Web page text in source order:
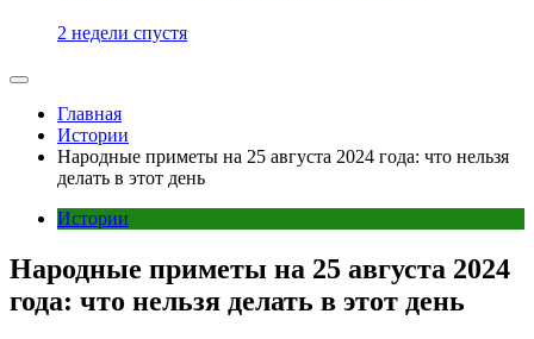
2 недели спустя
Главная
Истории
Народные приметы на 25 августа 2024 года: что нельзя
делать в этот день
Истории
Народные приметы на 25 августа 2024
года: что нельзя делать в этот день